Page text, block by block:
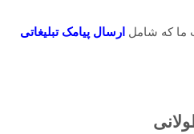
ما که شامل ارسال پیامک تبلیغاتی